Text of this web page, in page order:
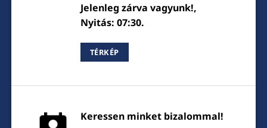
Jelenleg zárva vagyunk!,
Nyitás: 07:30.
TÉRKÉP
Keressen minket bizalommal!